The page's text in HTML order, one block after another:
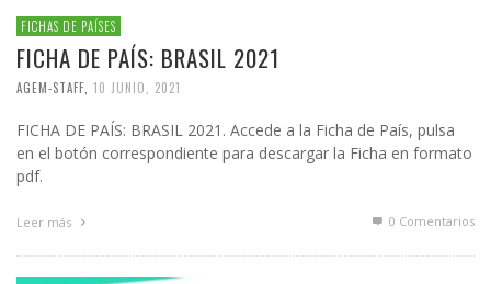
FICHAS DE PAÍSES
FICHA DE PAÍS: BRASIL 2021
AGEM-STAFF 10 JUNIO, 2021
FICHA DE PAÍS: BRASIL 2021. Accede a la Ficha de País, pulsa
en el botón correspondiente para descargar la Ficha en formato
pdf.
Leer más 0 Comentarios